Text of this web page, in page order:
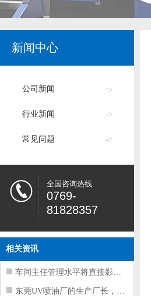
新闻中心
公司新闻
行业新闻
常见问题
全国咨询热线
0769-
81828357
相关资讯
车间主任管理水平将直接影响东莞注塑件
东莞UV喷油厂的生产厂长，到底在给工